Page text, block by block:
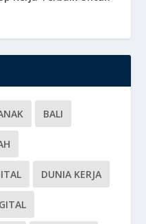
BALI
DUNIA KERJA